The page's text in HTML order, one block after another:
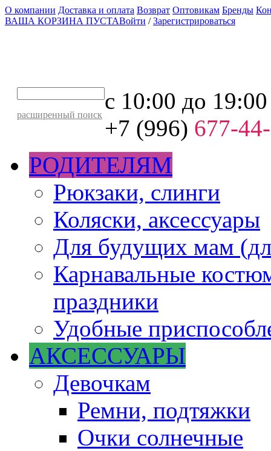
О компании Доставка и оплата Возврат Оптовикам Бренды
ВАША КОРЗИНА ПУСТАВойти /Зарегистрироваться
расширенный поиск
с 10:00 до 19:00
+7 (996) 677-
РОДИТЕЛЯМ
Рюкзаки, слинги
Коляски, аксессуары
Для будущих мам
Карнавальные
праздники
Удобные
АКСЕССУАРЫ
Девочкам
Ремни, подтяжки
Очки солнечные